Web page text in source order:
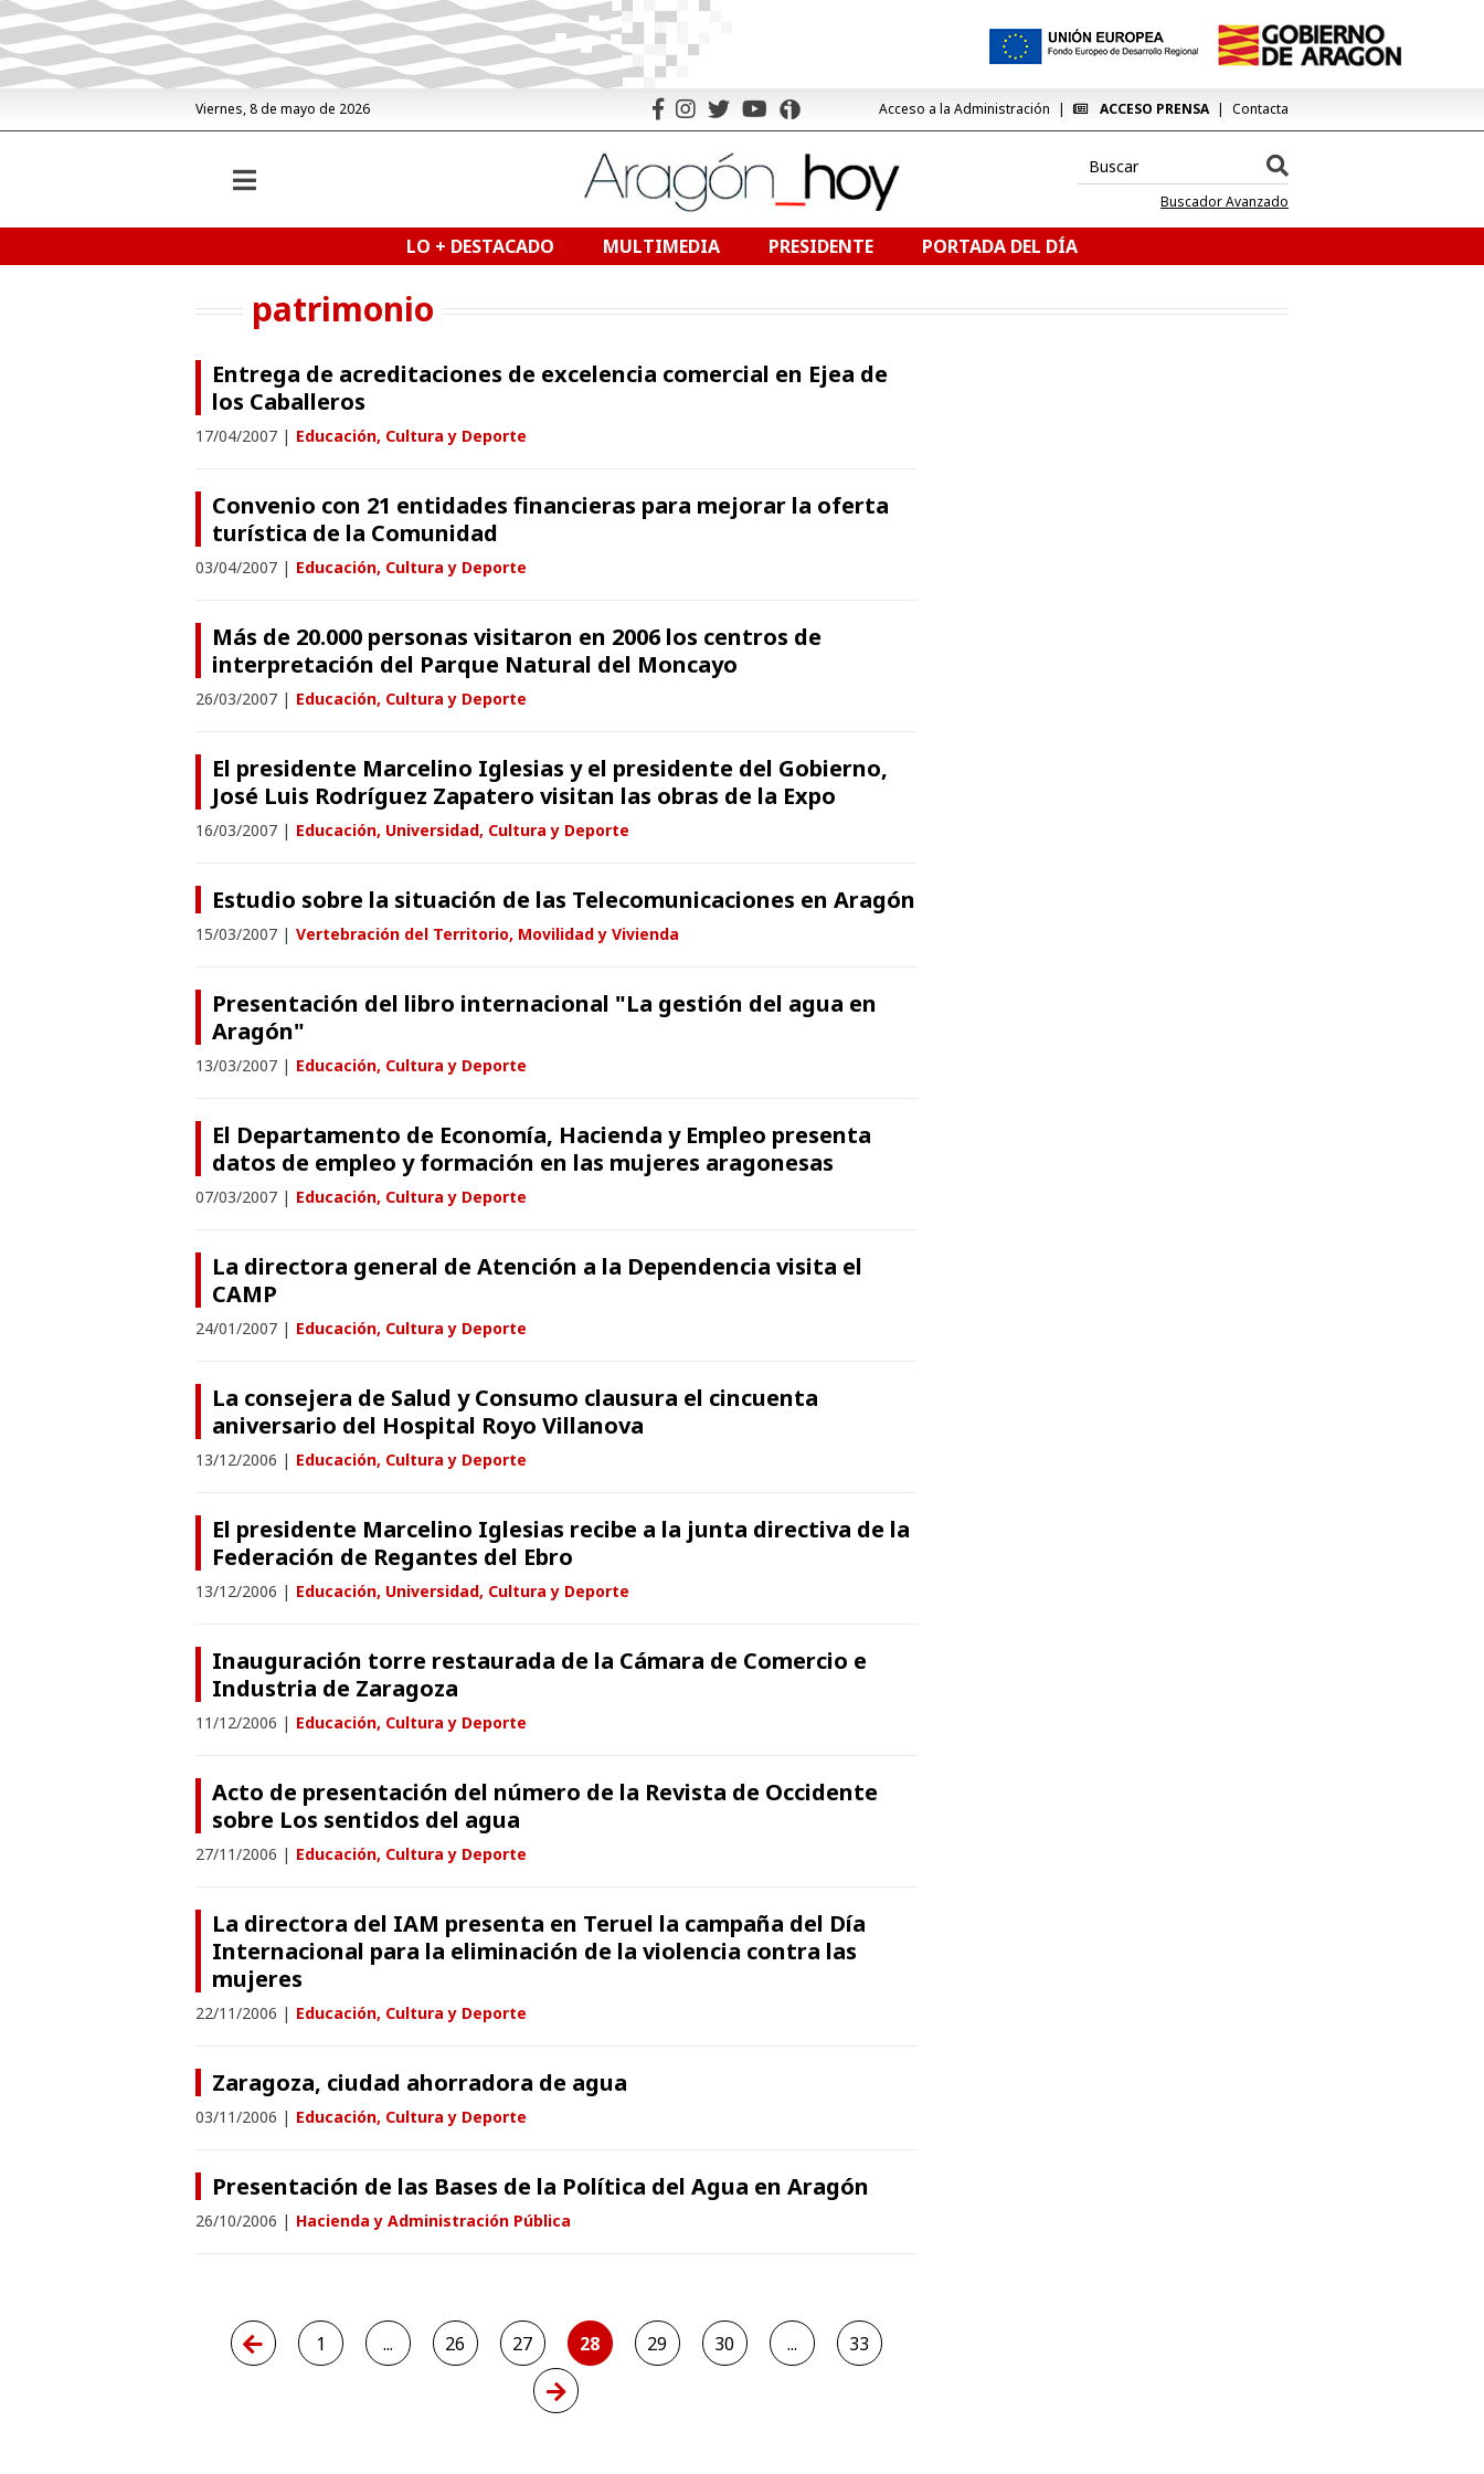
Viernes, 8 de mayo de 2026 Acceso a la Administración ACCESO PRENSA Contacta
Buscador Avanzado
LO + DESTACADO MULTIMEDIA PRESIDENTE PORTADA DEL DÍA
patrimonio
Entrega de acreditaciones de excelencia comercial en Ejea de
los Caballeros
17/04/2007 | Educación, Cultura y Deporte
Convenio con 21 entidades financieras para mejorar la oferta
turística de la Comunidad
03/04/2007 | Educación, Cultura y Deporte
Más de 20.000 personas visitaron en 2006 los centros de
interpretación del Parque Natural del Moncayo
26/03/2007 | Educación, Cultura y Deporte
El presidente Marcelino Iglesias y el presidente del Gobierno,
José Luis Rodríguez Zapatero visitan las obras de la Expo
16/03/2007 | Educación, Universidad, Cultura y Deporte
Estudio sobre la situación de las Telecomunicaciones en Aragón
15/03/2007 | Vertebración del Territorio, Movilidad y Vivienda
Presentación del libro internacional "La gestión del agua en
Aragón"
13/03/2007 | Educación, Cultura y Deporte
El Departamento de Economía, Hacienda y Empleo presenta
datos de empleo y formación en las mujeres aragonesas
07/03/2007 | Educación, Cultura y Deporte
La directora general de Atención a la Dependencia visita el
CAMP
24/01/2007 | Educación, Cultura y Deporte
La consejera de Salud y Consumo clausura el cincuenta
aniversario del Hospital Royo Villanova
13/12/2006 | Educación, Cultura y Deporte
El presidente Marcelino Iglesias recibe a la junta directiva de la
Federación de Regantes del Ebro
13/12/2006 | Educación, Universidad, Cultura y Deporte
Inauguración torre restaurada de la Cámara de Comercio e
Industria de Zaragoza
11/12/2006 | Educación, Cultura y Deporte
Acto de presentación del número de la Revista de Occidente
sobre Los sentidos del agua
27/11/2006 | Educación, Cultura y Deporte
La directora del IAM presenta en Teruel la campaña del Día
Internacional para la eliminación de la violencia contra las
mujeres
22/11/2006 | Educación, Cultura y Deporte
Zaragoza, ciudad ahorradora de agua
03/11/2006 | Educación, Cultura y Deporte
Presentación de las Bases de la Política del Agua en Aragón
26/10/2006 | Hacienda y Administración Pública
1 ... 26 27 28 29 30 ... 33